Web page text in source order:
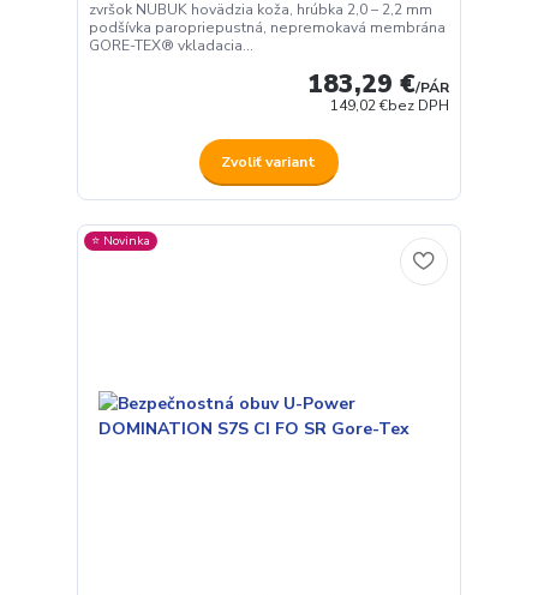
zvršok NUBUK hovädzia koža, hrúbka 2,0 – 2,2 mm
podšívka paropriepustná, nepremokavá membrána
GORE-TEX® vkladacia...
183,29 €/PÁR
149,02 €bez DPH
Zvoliť variant
⭐️ Novinka